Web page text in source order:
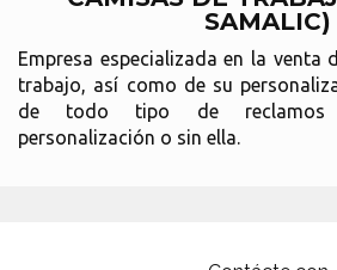
SAMALIC)
Empresa especializada en la venta
trabajo, así como de su
de todo tipo de reclamos
personalización o sin ella.